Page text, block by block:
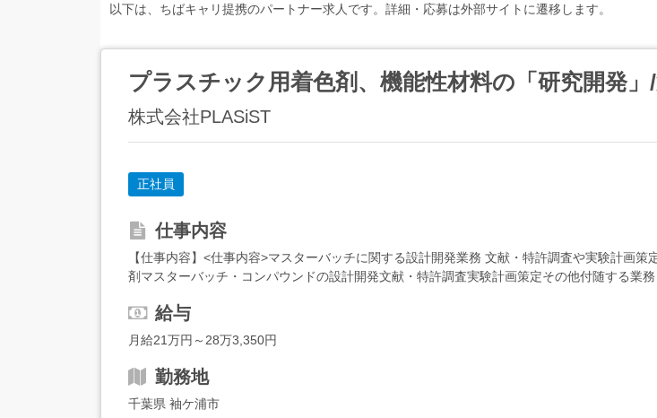
以下は、ちばキャリ提携のパートナー求人です。詳細・応募は外部サイトに遷移します。
プラスチック用着色剤、機能性材料の「研究開発」
株式会社PLASiST
正社員
仕事内容
【仕事内容】<仕事内容>マスターバッチに関する設計開発業務 文献・特許調査や実験計画
剤マスターバッチ・コンパウンドの設計開発文献・特許調査実験計画策定その他付随する業
給与
月給21万円～28万3,350円
勤務地
千葉県 袖ケ浦市